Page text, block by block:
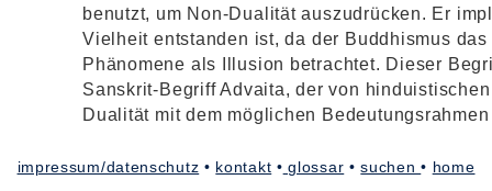
benutzt, um Non-Dualität auszudrücken. Er
Vielheit entstanden ist, da der Buddhismus
Phänomene als Illusion betrachtet. Dieser
Sanskrit-Begriff Advaita, der von
Dualität mit dem möglichen
impressum/datenschutz • kontakt • glossar •suchen• home